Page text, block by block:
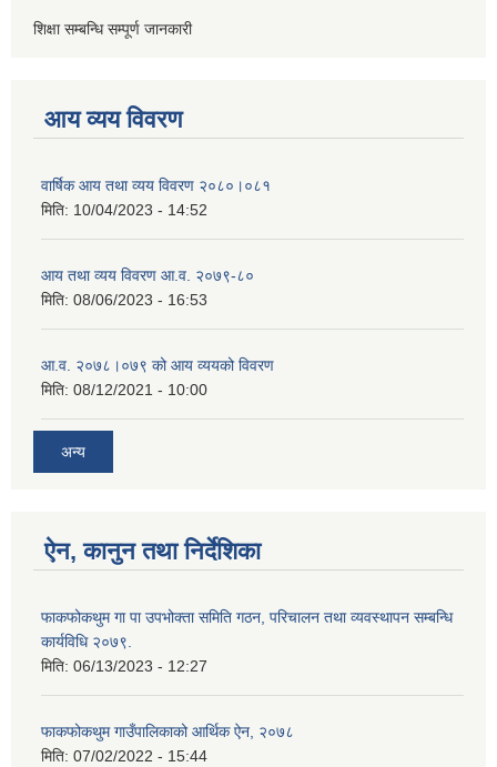
शिक्षा सम्बन्धि सम्पूर्ण जानकारी
आय व्यय विवरण
वार्षिक आय तथा व्यय विवरण २०८०।०८१
मिति: 10/04/2023 - 14:52
आय तथा व्यय विवरण आ.व. २०७९-८०
मिति: 08/06/2023 - 16:53
आ.व. २०७८।०७९ को आय व्ययको विवरण
मिति: 08/12/2021 - 10:00
अन्य
ऐन, कानुन तथा निर्देशिका
फाकफोकथुम गा पा उपभोक्ता समिति गठन, परिचालन तथा व्यवस्थापन सम्बन्धि
कार्यविधि २०७९.
मिति: 06/13/2023 - 12:27
फाकफोकथुम गाउँपालिकाको आर्थिक ऐन, २०७८
मिति: 07/02/2022 - 15:44